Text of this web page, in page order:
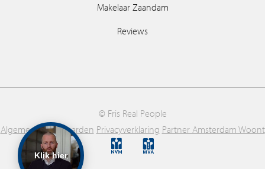
Makelaar Zaandam
Reviews
© Fris Real People
Algemene voorwaarden Privacyverklaring Partner Amsterdam Woont
Klik hier